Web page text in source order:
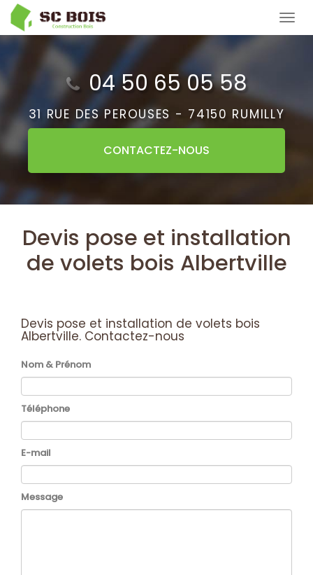
Aller
au
contenu
principal
04 50 65 05 58
31 RUE DES PEROUSES - 74150 RUMILLY
CONTACTEZ-NOUS
Devis pose et installation
de volets bois Albertville
Devis pose et installation de volets bois
Albertville. Contactez-nous
Nom & Prénom
Téléphone
E-mail
Message